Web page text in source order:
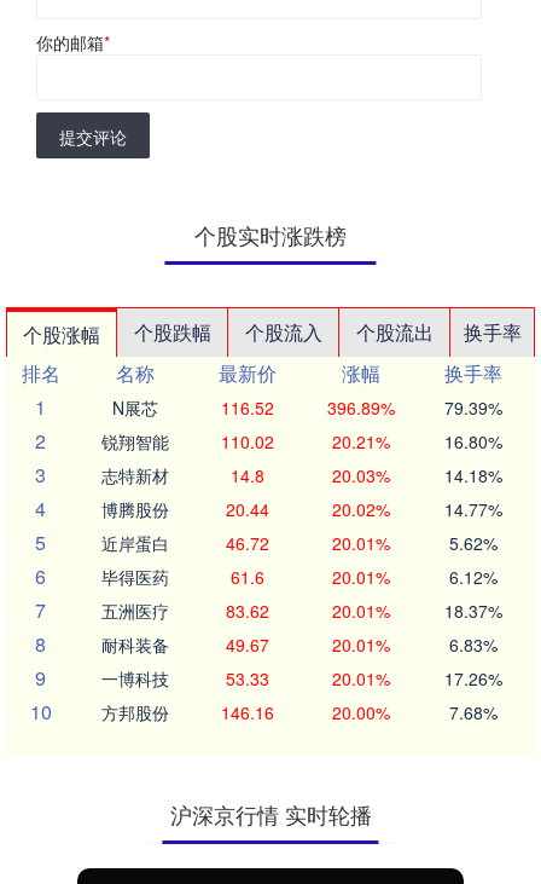
你的邮箱*
提交评论
个股实时涨跌榜
个股涨幅 个股跌幅 个股流入 个股流出
换手率
排名
名称 最新价 涨幅
换手率
1
N展芯 116.52 396.89% 79.39%
2 锐翔智能 110.02 20.21% 16.80%
3 志特新材 14.8 20.03% 14.18%
4 博腾股份 20.44 20.02% 14.77%
5 近岸蛋白 46.72 20.01% 5.62%
6 毕得医药 61.6 20.01% 6.12%
7 五洲医疗 83.62 20.01% 18.37%
8 耐科装备 49.67 20.01% 6.83%
9 一博科技 53.33 20.01% 17.26%
10 方邦股份 146.16 20.00% 7.68%
沪深京行情 实时轮播